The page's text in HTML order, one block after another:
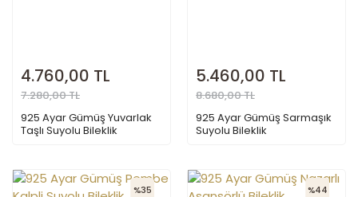
4.760,00 TL
7.280,00 TL
925 Ayar Gümüş Yuvarlak
Taşlı Suyolu Bileklik
5.460,00 TL
8.680,00 TL
925 Ayar Gümüş Sarmaşık
Suyolu Bileklik
%35 %44